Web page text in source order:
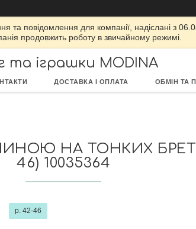
та повідомлення для компанії, надіслані з
продовжить роботу в звичайному режимі.
та іграшки MODINA
ДОСТАВКА І ОПЛАТА ОБМІН ТА
НА ТОНКИХ
46) 10035364
р. 42-46